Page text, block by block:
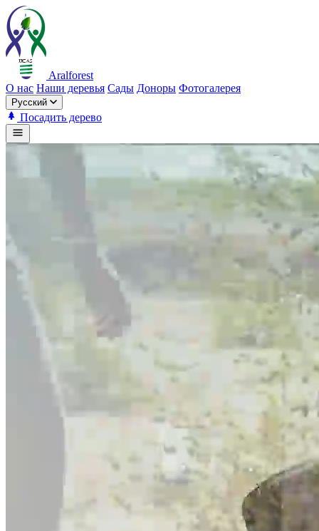
Aralforest
О нас Наши деревья Сады Доноры Фотогалерея
Русский
Посадить дерево